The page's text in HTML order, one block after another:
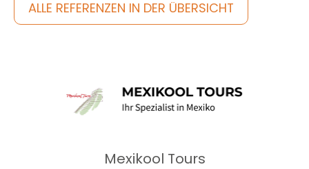
ALLE REFERENZEN IN DER ÜBERSICHT
Mexikool Tours